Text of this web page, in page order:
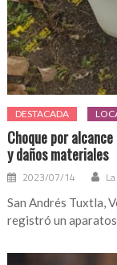
DESTACADA
Choque por
y daños materiales
2023/07/14
San Andrés Tuxtla,
registró un